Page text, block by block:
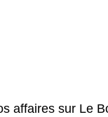
affaires sur Le